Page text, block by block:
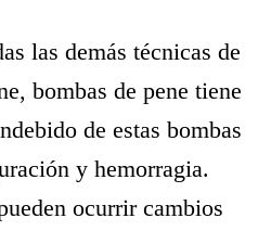
las demás técnicas de
bombas de pene tiene
de estas bombas
y hemorragia.
ocurrir cambios